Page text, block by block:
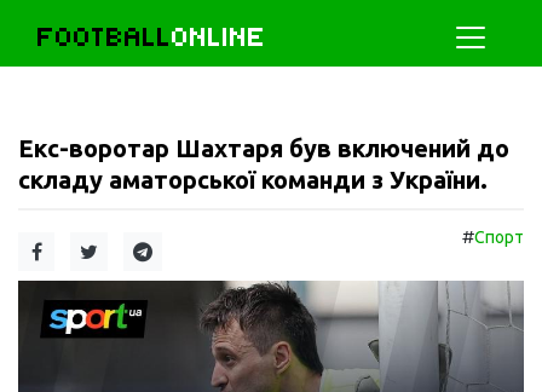
FOOTBALLONLINE
Екс-воротар Шахтаря був включений до
складу аматорської команди з України.
#Спорт